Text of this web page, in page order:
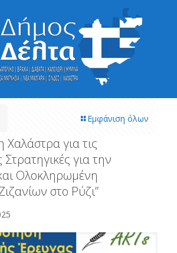
Εμφάνιση όλων
Χαλάστρα για τις
Στρατηγικές για την
Ολοκληρωμένη
στο Ρύζι”